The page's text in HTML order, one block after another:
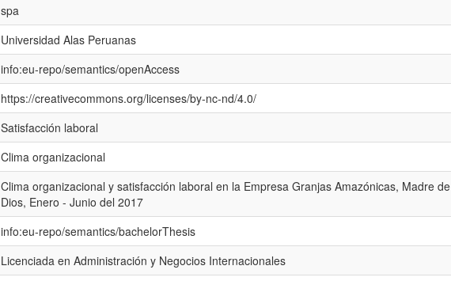
spa
Universidad Alas Peruanas
info:eu-repo/semantics/openAccess
https://creativecommons.org/licenses/by-nc-nd/4.0/
Satisfacción laboral
Clima organizacional
Clima organizacional y satisfacción laboral en la Empresa Granjas Amazónicas, Madre de
Dios, Enero - Junio del 2017
info:eu-repo/semantics/bachelorThesis
Licenciada en Administración y Negocios Internacionales